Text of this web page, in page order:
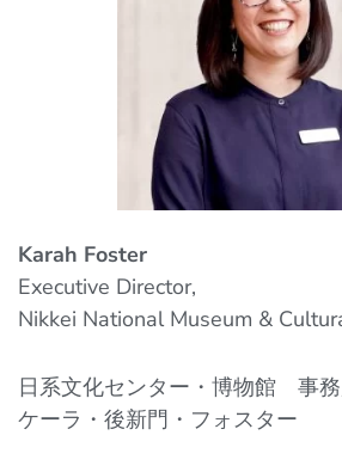
Karah Foster
Executive Director,
Nikkei National Museum &
日系文化センター・博物館 事
ケーラ・後新門・フォスター